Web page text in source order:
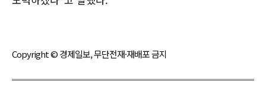
Copyright © 경제일보, 무단전재·재배포 금지